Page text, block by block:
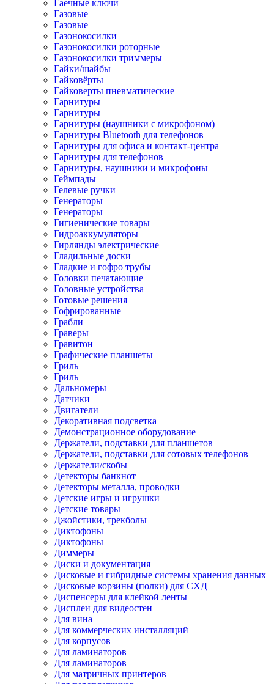
Гаечные ключи
Газовые
Газовые
Газонокосилки
Газонокосилки роторные
Газонокосилки триммеры
Гайки/шайбы
Гайковёрты
Гайковерты пневматические
Гарнитуры
Гарнитуры
Гарнитуры (наушники с микрофоном)
Гарнитуры Bluetooth для телефонов
Гарнитуры для офиса и контакт-центра
Гарнитуры для телефонов
Гарнитуры, наушники и микрофоны
Геймпады
Гелевые ручки
Генераторы
Генераторы
Гигиенические товары
Гидроаккумуляторы
Гирлянды электрические
Гладильные доски
Гладкие и гофро трубы
Головки печатающие
Головные устройства
Готовые решения
Гофрированные
Грабли
Граверы
Гравитон
Графические планшеты
Гриль
Гриль
Дальномеры
Датчики
Двигатели
Декоративная подсветка
Демонстрационное оборудование
Держатели, подставки для планшетов
Держатели, подставки для сотовых телефонов
Держатели/скобы
Детекторы банкнот
Детекторы металла, проводки
Детские игры и игрушки
Детские товары
Джойстики, трекболы
Диктофоны
Диктофоны
Диммеры
Диски и документация
Дисковые и гибридные системы хранения данных
Дисковые корзины (полки) для СХД
Диспенсеры для клейкой ленты
Дисплеи для видеостен
Для вина
Для коммерческих инсталляций
Для корпусов
Для ламинаторов
Для ламинаторов
Для матричных принтеров